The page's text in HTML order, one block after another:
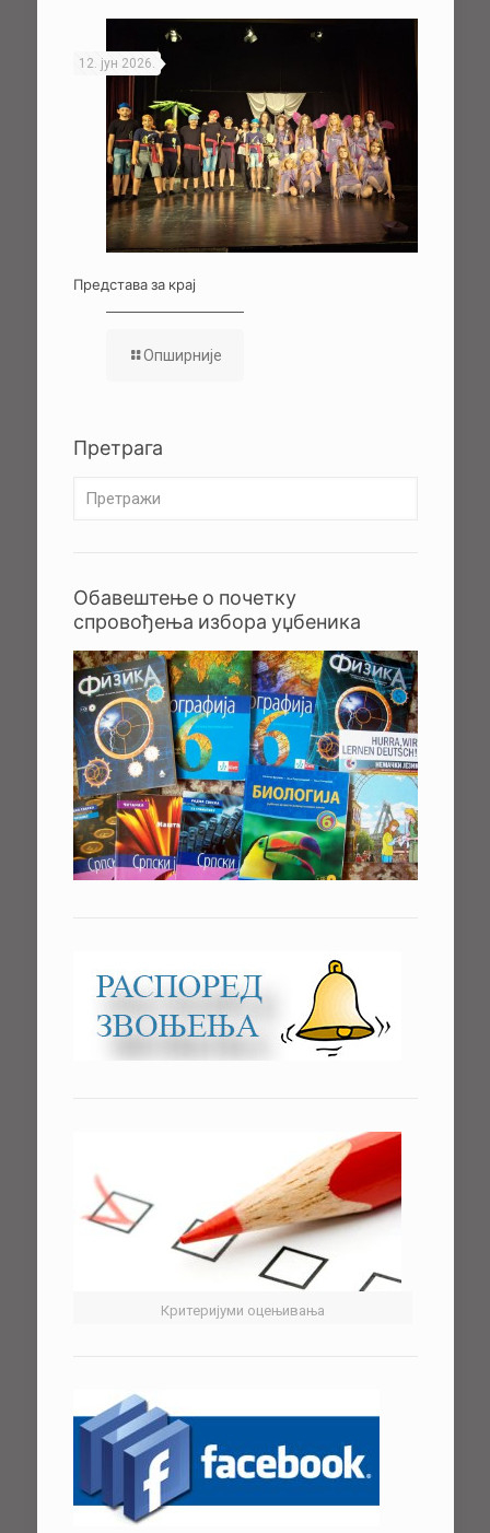
12. јун 2026.
Представа за крај
Опширније
Претрага
Обавештење о почетку
спровођења избора уџбеника
Критеријуми оцењивања